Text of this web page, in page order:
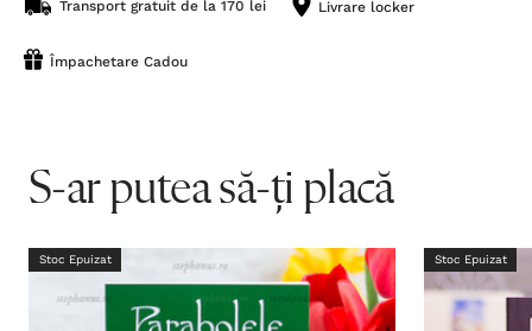
Transport gratuit de la 170 lei Livrare locker
Împachetare Cadou
S-ar putea să-ți placă
Stoc Epuizat Stoc Epuizat